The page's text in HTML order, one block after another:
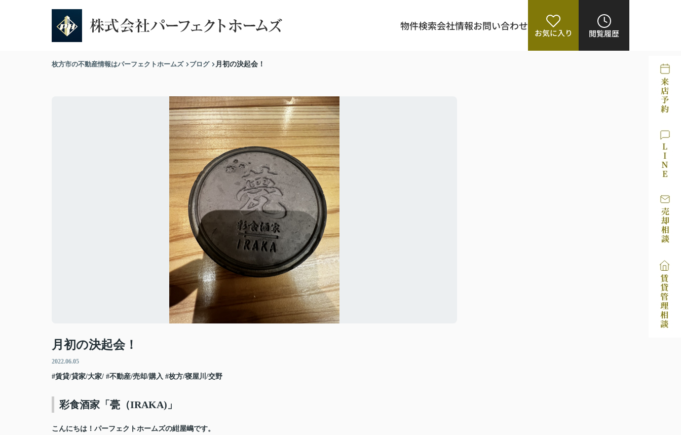
物件検索会社情報お問い合わせ
お気に入り 閲覧履歴
枚方市の不動産情報はパーフェクトホームズ ブログ 月初の決起会！
月初の決起会！
2022.06.05
#賃貸/貸家/大家/ #不動産/売却/購入 #枚方/寝屋川/交野
彩食酒家「甍（IRAKA)」
こんにちは！パーフェクトホームズの紺屋嶋です。